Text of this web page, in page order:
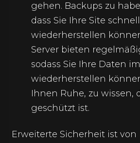
gehen. Backups zu
dass Sie Ihre Site schnell
wiederherstellen
Server bieten
sodass Sie Ihre Daten
wiederherstellen
Ihnen Ruhe, zu wissen,
geschützt ist.
Erweiterte Sicherheit ist von